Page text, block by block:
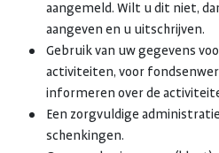
aangemeld. Wilt u dit niet,
aangeven en u uitschrijven.
Gebruik van uw gegevens
activiteiten, voor
informeren over de
Een zorgvuldige
schenkingen.